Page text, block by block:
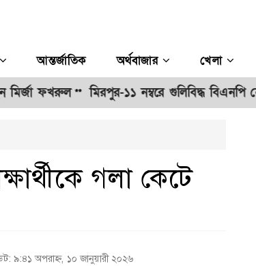
আন্তর্জাতিক অর্থবাজার খেলা
ফখরুল ** মিরপুর-১১ নম্বরে গুলিবিদ্ধ বিএনপি নেতা,
গলা কেটে
৯:৪১ অপরাহ্ন, ১০ জানুয়ারী ২০২৬